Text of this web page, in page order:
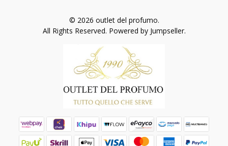
© 2026 outlet del profumo.
All Rights Reserved. Powered by Jumpseller.